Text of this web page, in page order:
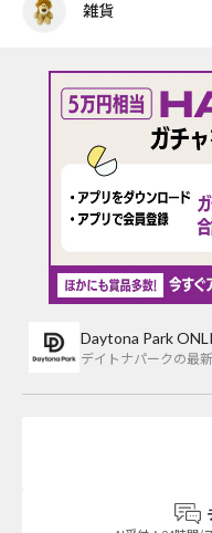
雑貨
Daytona Park
デイトナパークの最